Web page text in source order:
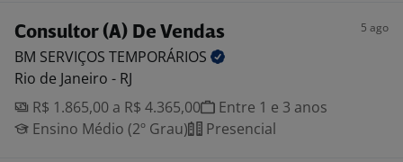
Consultor (A) De Vendas 5 ago
BM SERVIÇOS TEMPORÁRIOS
Rio de Janeiro - RJ
R$ 1.865,00 a R$ 4.365,00
Entre 1 e 3 anos
Ensino Médio (2º Grau)
Presencial